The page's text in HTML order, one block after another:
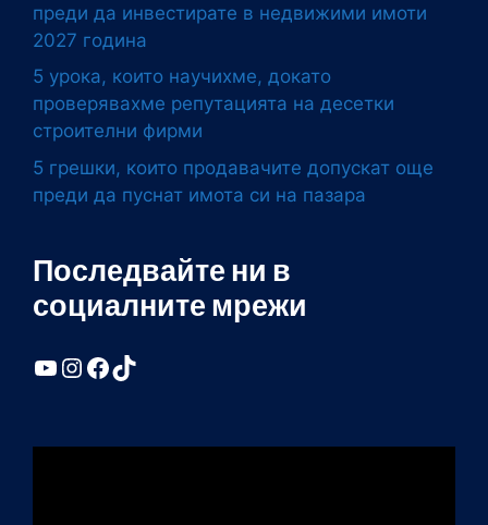
преди да инвестирате в недвижими имоти
2027 година
5 урока, които научихме, докато
проверявахме репутацията на десетки
строителни фирми
5 грешки, които продавачите допускат още
преди да пуснат имота си на пазара
Последвайте ни в
социалните мрежи
YouTube
Instagram
Facebook
TikTok